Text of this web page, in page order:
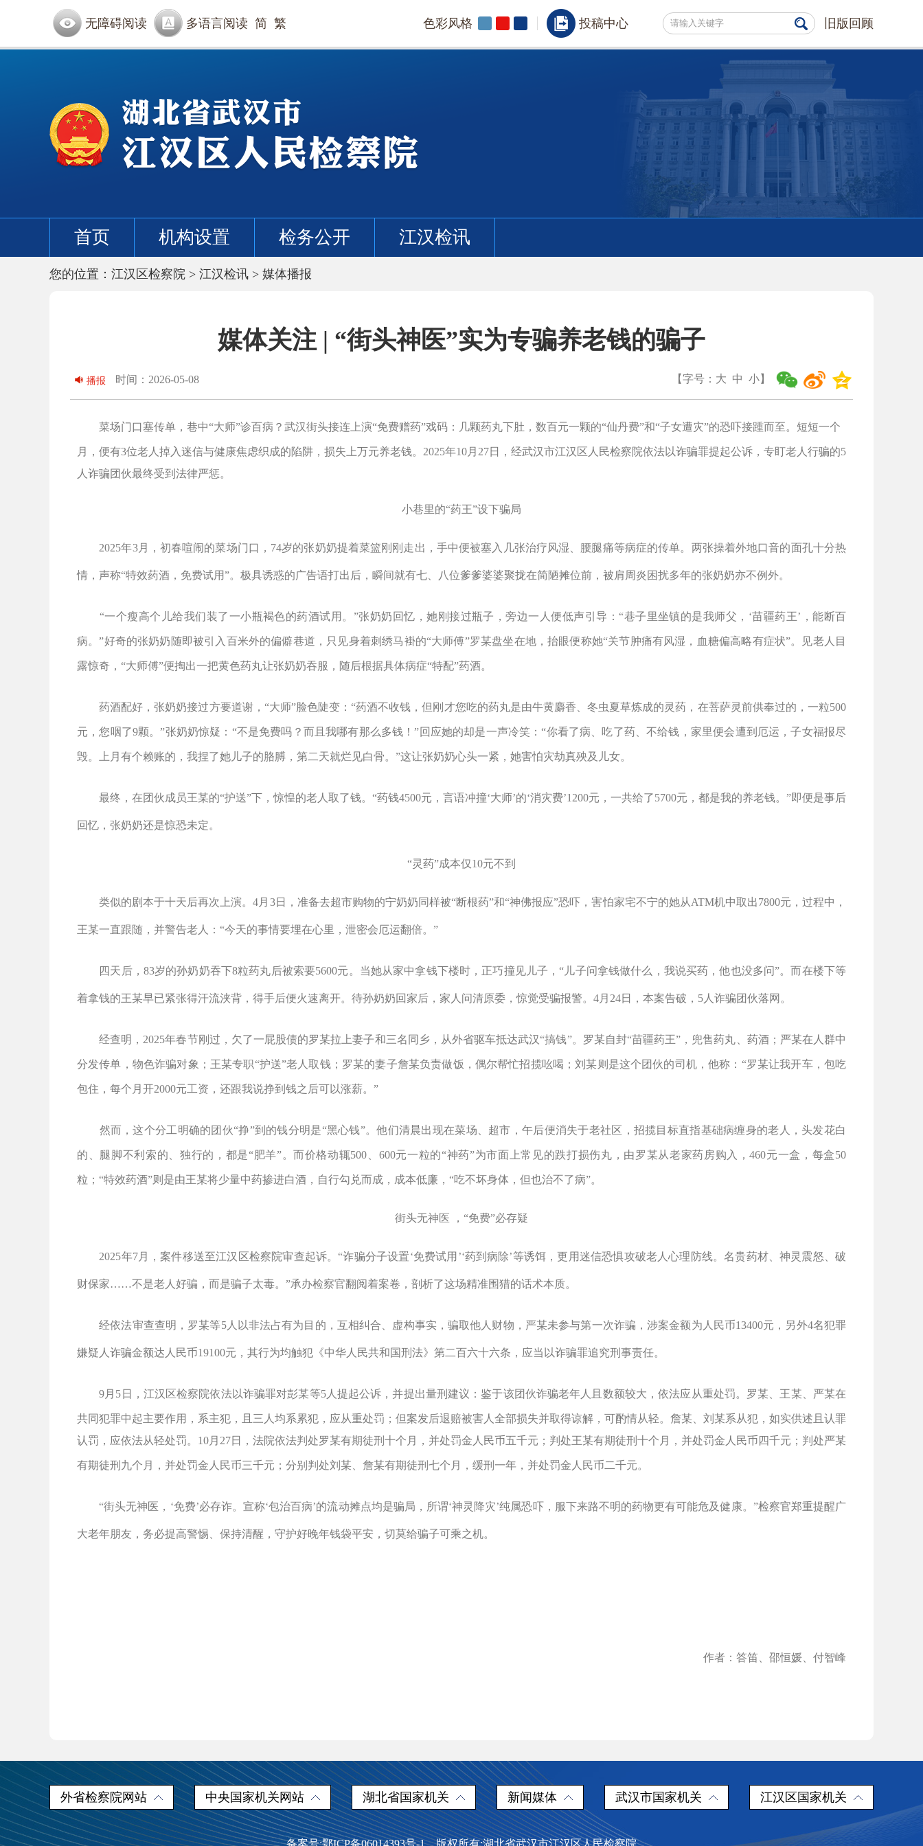
无障碍阅读 多语言阅读 简 繁 色彩风格 投稿中心 旧版回顾
首页 机构设置 检务公开 江汉检讯
您的位置： 江汉区检察院 > 江汉检讯 > 媒体播报
媒体关注 | “街头神医”实为专骗养老钱的骗子
【字号： 大 中 小】
播报 时间：2026-05-08
菜场门口塞传单，巷中“大师”诊百病？武汉街头接连上演“免费赠药”戏码：几颗药丸下肚，数百元一颗的“仙丹费”和“子女遭灾”的恐吓接踵而至。短短一个
月，便有3位老人掉入迷信与健康焦虑织成的陷阱，损失上万元养老钱。 2025年10月 27日，经武汉市江汉区人民检察院依法以诈骗罪提起公诉，专盯老人行骗的5
人诈骗团伙最终受到法律严惩。
小巷里的“药王”设下骗局
2025年3月，初春喧闹的菜场门口， 74岁的张奶奶提着菜篮刚刚走出，手中便被塞入几张治疗风湿、腰腿痛等病症的传单。两张操着外地口音的面孔十分热
情，声称“特效药酒，免费试用”。极具诱惑的广告语打出后，瞬间就有七、八位爹爹婆婆聚拢在简陋摊位前，被肩周炎困扰多年的张奶奶亦不例外。
“一个瘦高个儿给我们装了一小瓶褐色的药酒试用。 ”张奶奶回忆，她刚接过瓶子，旁边一人便低声引导：“巷子里坐镇的是我师父， ‘苗疆药王’ ，能断百
病。”好奇的张奶奶随即被引入百米外的偏僻巷道，只见身着刺绣马褂的“大师傅”罗某盘坐在地，抬眼便称她“关节肿痛有风湿，血糖偏高略有症状”。见老人目
露惊奇， “大师傅”便掏出一把黄色药丸让张奶奶吞服，随后根据具体病症“特配”药酒。
药酒配好，张奶奶接过方要道谢， “大师”脸色陡变：“药酒不收钱，但刚才您吃的药丸是由牛黄麝香、冬虫夏草炼成的灵药，在菩萨灵前供奉过的，一粒500
元，您咽了9颗。”张奶奶惊疑： “不是免费吗？而且我哪有那么多钱！”回应她的却是一声冷笑：“你看了病、吃了药、不给钱，家里便会遭到厄运，子女福报尽
毁。上月有个赖账的，我捏了她儿子的胳膊，第二天就烂见白骨。 ”这让张奶奶心头一紧，她害怕灾劫真殃及儿女。
最终，在团伙成员王某的“护送”下，惊惶的老人取了钱。 “药钱4500元，言语冲撞‘大师’的‘消灾费’1200元，一共给了5700元，都是我的养老钱。 ”即便是事后
回忆，张奶奶还是惊恐未定。
“灵药”成本仅10元不到
类似的剧本于十天后再次上演。4月 3日，准备去超市购物的宁奶奶同样被“断根药”和“神佛报应”恐吓，害怕家宅不宁的她从ATM机中取出7800元，过程中，
王某一直跟随，并警告老人： “今天的事情要埋在心里，泄密会厄运翻倍。 ”
四天后， 83岁的孙奶奶吞下8粒药丸后被索要5600元。当她从家中拿钱下楼时，正巧撞见儿子，“ 儿子问拿钱做什么，我说买药，他也没多问”。而在楼下等
着拿钱的王某早已紧张得汗流浃背，得手后便火速离开。待孙奶奶回家后，家人问清原委，惊觉受骗报警。 4月 24日，本案告破， 5 人诈骗团伙落网。
经查明， 2025年春节刚过，欠了一屁股债的罗某拉上妻子和三名同乡，从外省驱车抵达武汉“搞钱”。罗某自封“苗疆药王” ，兜售药丸、药酒；严某在人群中
分发传单，物色诈骗对象；王某专职“护送”老人取钱；罗某的妻子詹某负责做饭，偶尔帮忙招揽吆喝；刘某则是这个团伙的司机，他称： “罗某让我开车，包吃
包住，每个月开2000元工资，还跟我说挣到钱之后可以涨薪。 ”
然而，这个分工明确的团伙“挣”到的钱分明是“黑心钱”。他们清晨出现在菜场、超市，午后便消失于老社区，招揽目标直指基础病缠身的老人，头发花白
的、腿脚不利索的、独行的，都是“肥羊”。而价格动辄500 600元一粒的“神药”为市面上常见的跌打损伤丸，由罗某从老家药房购入，460元一盒，每盒50
粒； “特效药酒”则是由王某将少量中药掺进白酒，自行勾兑而成，成本低廉， “吃不坏身体，但也治不了病”。
街头无神医 ， “免费”必存疑
2025年7月，案件移送至江汉区检察院审查起诉。“诈骗分子设置‘免费试用 ’‘药到病除’等诱饵，更用迷信恐惧攻破老人心理防线。名贵药材、神灵震怒、破
财保家……不是老人好骗，而是骗子太毒。 ”承办检察官翻阅着案卷，剖析了这场精准围猎的话术本质。
经依法审查查明，罗某等5人以非法占有为目的，互相纠合、虚构事实，骗取他人财物，严某未参与第一次诈骗，涉案金额为人民币13400元，另外4名犯罪
嫌疑人诈骗金额达人民币19100元，其行为均触犯《中华人民共和国刑法》第二百六十六条，应当以诈骗罪追究刑事责任。
9月 5 日，江汉区检察院依法以诈骗罪对彭某等5人提起公诉，并提出量刑建议：鉴于该团伙诈骗老年人且数额较大，依法应从重处罚。罗某、王某、严某在
共同犯罪中起主要作用，系主犯，且三人均系累犯，应从重处罚；但案发后退赔被害人全部损失并取得谅解，可酌情从轻。詹某、刘某系从犯，如实供述且认罪
认罚，应依法从轻处罚。 10月 27日，法院依法判处罗某有期徒刑十个月，并处罚金人民币五千元；判处王某有期徒刑十个月，并处罚金人民币四千元；判处严某
有期徒刑九个月，并处罚金人民币三千元；分别判处刘某、詹某有期徒刑七个月，缓刑一年，并处罚金人民币二千元。
“街头无神医， ‘免费’必存诈。宣称‘包治百病’的流动摊点均是骗局，所谓‘神灵降灾’纯属恐吓，服下来路不明的药物更有可能危及健康。 ”检察官郑重提醒广
大老年朋友，务必提高警惕、保持清醒，守护好晚年钱袋平安，切莫给骗子可乘之机。
作者： 答笛、邵恒媛、付智峰
外省检察院网站 中央国家机关网站 湖北省国家机关 新闻媒体 武汉市国家机关 江汉区国家机关
备案号:鄂ICP备06014393号-1 版权所有:湖北省武汉市江汉区人民检察院